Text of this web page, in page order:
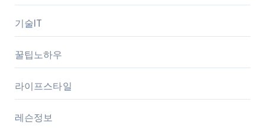
기술IT
꿀팁노하우
라이프스타일
레슨정보